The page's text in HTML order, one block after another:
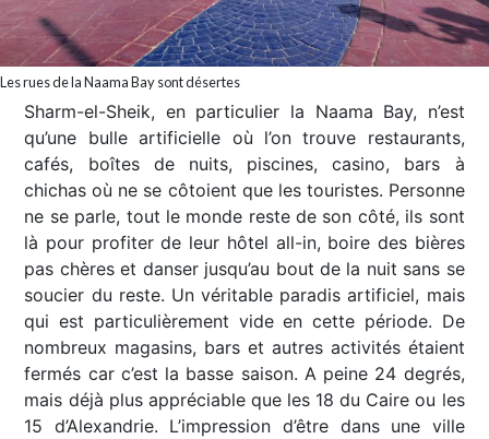
Les rues de la Naama Bay sont désertes
Sharm-el-Sheik, en particulier la Naama Bay, n’est
qu’une bulle artificielle où l’on trouve restaurants,
cafés, boîtes de nuits, piscines, casino, bars à
chichas où ne se côtoient que les touristes. Personne
ne se parle, tout le monde reste de son côté, ils sont
là pour profiter de leur hôtel all-in, boire des bières
pas chères et danser jusqu’au bout de la nuit sans se
soucier du reste. Un véritable paradis artificiel, mais
qui est particulièrement vide en cette période. De
nombreux magasins, bars et autres activités étaient
fermés car c’est la basse saison. A peine 24 degrés,
mais déjà plus appréciable que les 18 du Caire ou les
15 d’Alexandrie. L’impression d’être dans une ville